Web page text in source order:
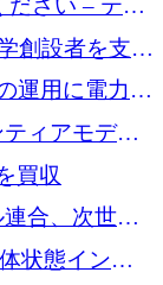
ださい – テク
ションの未
創設者を支援
運用に電力を
付
ィアモデル
買収
合、次世代
関投資家へ
状態インテ